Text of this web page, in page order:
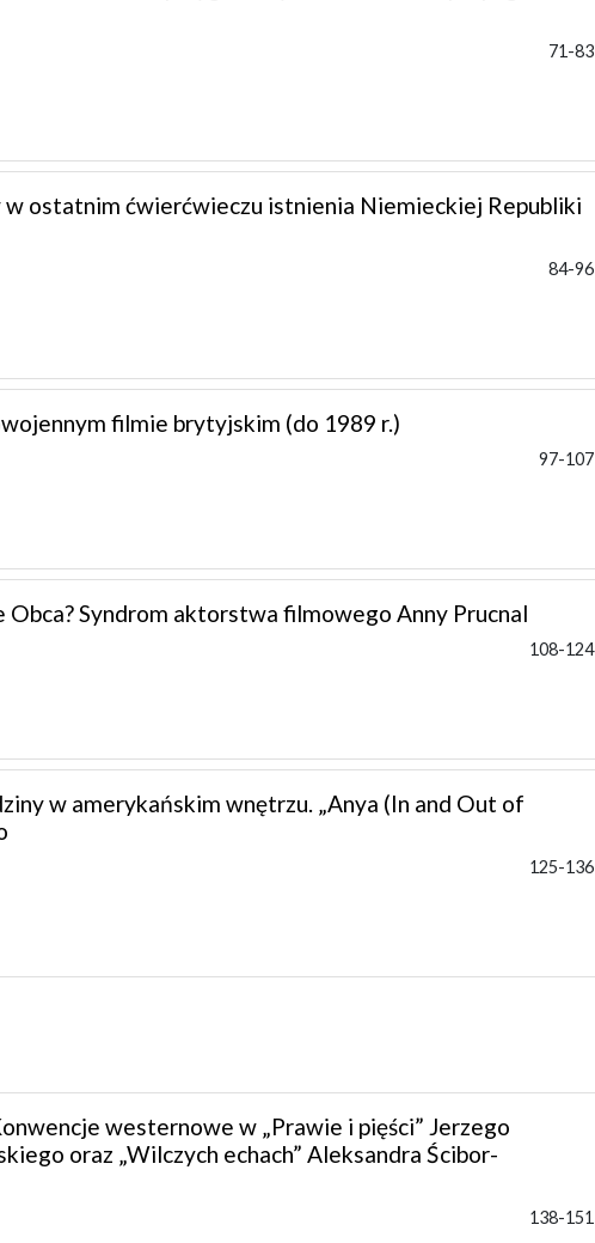
71-83
ostatnim ćwierćwieczu istnienia Niemieckiej Republiki
84-96
filmie brytyjskim (do 1989 r.)
97-107
Obca? Syndrom aktorstwa filmowego Anny Prucnal
108-124
w amerykańskim wnętrzu. „Anya (In and Out of
125-136
westernowe w „Prawie i pięści” Jerzego
oraz „Wilczych echach” Aleksandra Ścibor-
138-151